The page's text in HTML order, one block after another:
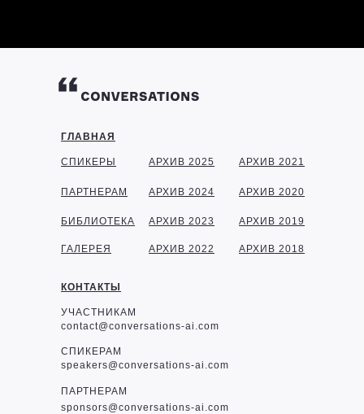
ГЛАВНАЯ
КОНТАКТЫ
СПИКЕРЫ
ПАРТНЕРАМ
БИБЛИОТЕКА
УЧАСТНИКАМ
contact@conversations-ai.com
СПИКЕРАМ
speakers@conversations-ai.com
ПАРТНЕРАМ
sponsors@conversations-ai.com
ГАЛЕРЕЯ
АРХИВ 2025
АРХИВ 2024
АРХИВ 2023
АРХИВ 2022
АРХИВ 2021
АРХИВ 2020
АРХИВ 2019
АРХИВ 2018